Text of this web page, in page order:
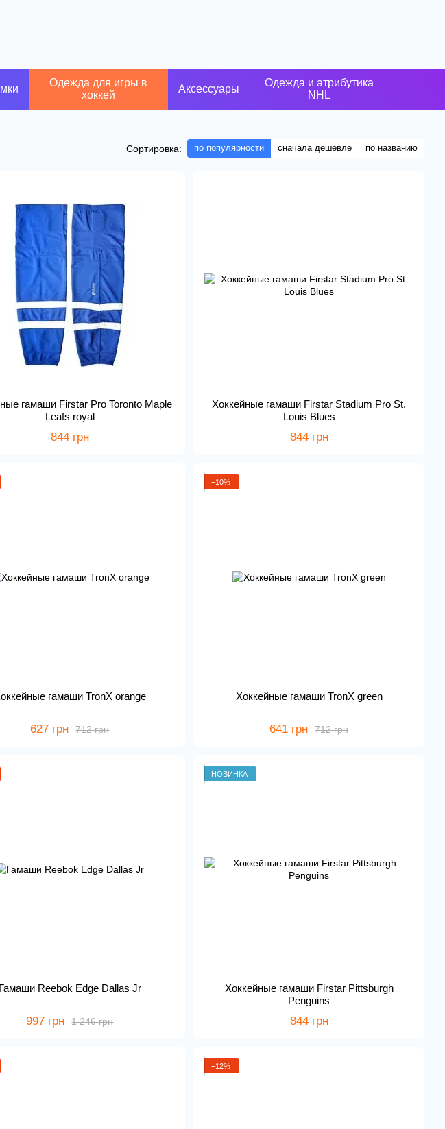
Одежда для игры в
хоккей
Аксессуары
Одежда и атрибутика
NHL
Сортировка: по популярности сначала дешевле по названию
гамаши Firstar Pro Toronto Maple
Leafs royal
844 грн
Хоккейные гамаши Firstar Stadium Pro St.
Louis Blues
844 грн
гамаши TronX orange
712 грн
627 грн
−10%
Хоккейные гамаши TronX green
712 грн
641 грн
Гамаши Reebok Edge Dallas Jr
1 246 грн
997 грн
НОВИНКА
Хоккейные гамаши Firstar Pittsburgh
Penguins
844 грн
−12%